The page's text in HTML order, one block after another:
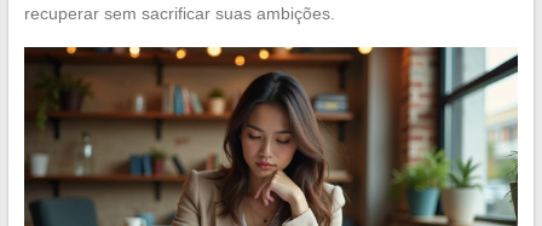
recuperar sem sacrificar suas ambições.